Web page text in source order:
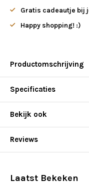
Gratis cadeautje bij
Happy shopping! :)
Productomschrijving
Specificaties
Bekijk ook
Reviews
Laatst Bekeken